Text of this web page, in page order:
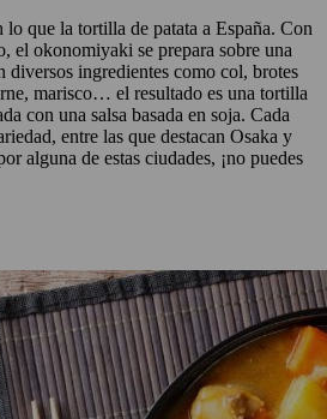
que la tortilla de patata a España. Con
el okonomiyaki se prepara sobre una
diversos ingredientes como col, brotes
marisco… el resultado es una tortilla
con una salsa basada en soja. Cada
entre las que destacan Osaka y
alguna de estas ciudades, ¡no puedes